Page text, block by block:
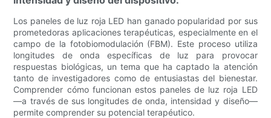
Los paneles de luz roja LED han ganado popularidad por sus
prometedoras aplicaciones terapéuticas, especialmente en el
campo de la fotobiomodulación (FBM). Este proceso utiliza
longitudes de onda específicas de luz para provocar
respuestas biológicas, un tema que ha captado la atención
tanto de investigadores como de entusiastas del bienestar.
Comprender cómo funcionan estos paneles de luz roja LED
—a través de sus longitudes de onda, intensidad y diseño—
permite comprender su potencial terapéutico.